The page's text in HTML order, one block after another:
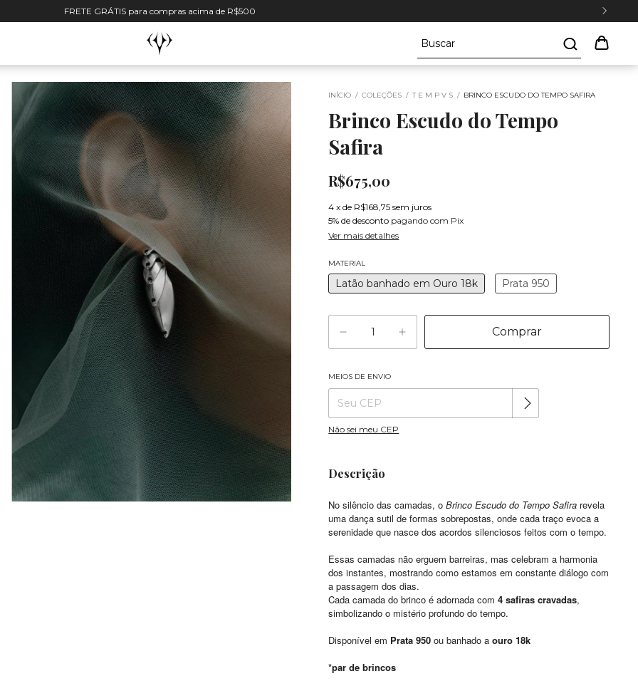
FRETE GRÁTIS para compras acima de R$500
INÍCIO / COLEÇÕES / T E M P V S / BRINCO ESCUDO DO TEMPO SAFIRA
Brinco Escudo do Tempo
Safira
R$675,00
4 xde R$168,75 sem juros
5% de desconto pagando com Pix
Ver mais detalhes
MATERIAL
Latão banhado em Ouro 18k Prata 950
Entregas para o CEP:
MEIOS DE ENVIO
Não sei meu CEP
Descrição
No silêncio das camadas, oBrinco Escudo do Tempo Safira revela
uma dança sutil de formas sobrepostas, onde cada traço evoca a
serenidade que nasce dos acordos silenciosos feitos com o tempo.
Essas camadas não erguem barreiras, mas celebram a harmonia
dos instantes, mostrando como estamos em constante diálogo com
a passagem dos dias.
Cada camada do brinco é adornada com4 safiras cravadas,
simbolizando o mistério profundo do tempo.
Disponível em Prata 950 ou banhado aouro 18k
*par de brincos